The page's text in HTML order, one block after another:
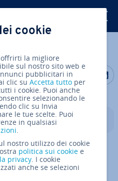
software
Condividi
ri­co­no­sciu­ti pub­bli­ca­
creano, non importa se
con­si­de­ra­to un’opera
o dif­fon­der­la senza
cookie
la migliore
sul nostro sito web e
pubblicitari in
clic suAccetta tutto per
i cookie. Puoi anche
selezionando le
clic su Invia
le tue scelte. Puoi
in qualsiasi
.
nostro utilizzo dei cookie
politica sui cookie e
privacy. I cookie
anche se selezioni